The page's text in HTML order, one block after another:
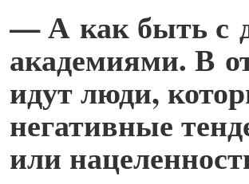
— А как быть с
академиями. В
идут люди,
негативные
или